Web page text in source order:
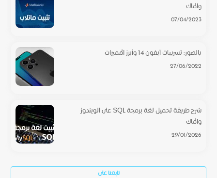
والماك
07/04/2023
بالصور: تسريبات آيفون 14 وأبرز المميزات
27/06/2022
شرح طريقة تحميل لغة برمجة SQL على الويندوز
والماك
29/01/2026
تابعنا على